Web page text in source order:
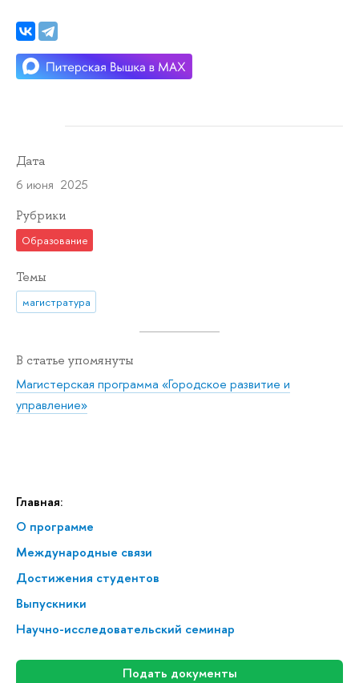
Главная:
О программе
Меж­ду­на­род­ные связи
Достижения студентов
Выпускники
Научно-исследовательский семинар
Подать документы
Дата
6 июня 2025
Рубрики
Образование
Темы
магистратура
В статье упомянуты
Магистерская программа «Городское развитие и
управление»